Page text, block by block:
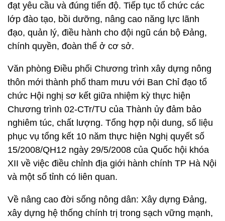
đạt yêu cầu và đúng tiến độ. Tiếp tục tổ chức các
lớp đào tạo, bồi dưỡng, nâng cao năng lực lãnh
đạo, quản lý, điều hành cho đội ngũ cán bộ Đảng,
chính quyền, đoàn thể ở cơ sở.
Văn phòng Điều phối Chương trình xây dựng nông
thôn mới thành phố tham mưu với Ban Chỉ đạo tổ
chức Hội nghị sơ kết giữa nhiệm kỳ thực hiện
Chương trình 02-CTr/TU của Thành ủy đảm bảo
nghiêm túc, chất lượng. Tổng hợp nội dung, số liệu
phục vụ tổng kết 10 năm thực hiện Nghị quyết số
15/2008/QH12 ngày 29/5/2008 của Quốc hội khóa
XII về việc điều chỉnh địa giới hành chính TP Hà Nội
và một số tỉnh có liên quan.
Về nâng cao đời sống nông dân: Xây dựng Đảng,
xây dựng hệ thống chính trị trong sạch vững mạnh,